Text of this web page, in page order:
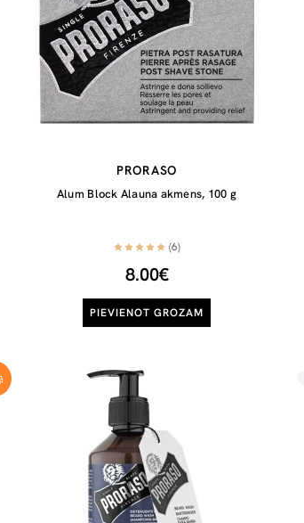
PRORASO
Alum Block Alauna akmens, 100 g
(6)
8.00€
PIEVIENOT GROZAM